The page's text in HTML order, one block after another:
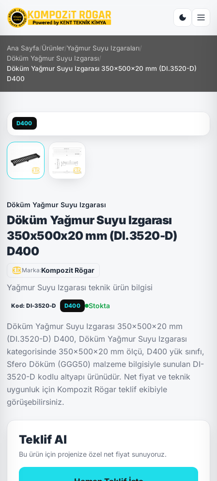
Ana Sayfa/Ürünler/Yağmur Suyu Izgaraları/
Döküm Yağmur Suyu Izgarası/
Döküm Yağmur Suyu Izgarası 350x500x20 mm (DI.3520-D)
D400
D400
Döküm Yağmur Suyu Izgarası
Döküm Yağmur Suyu Izgarası
350x500x20 mm (DI.3520-D)
D400
Marka:Kompozit Rögar
Yağmur Suyu Izgarası teknik ürün bilgisi
Kod: DI-3520-D D400 Stokta
Döküm Yağmur Suyu Izgarası 350x500x20 mm
(DI.3520-D) D400, Döküm Yağmur Suyu Izgarası
kategorisinde 350x500x20 mm ölçü, D400 yük sınıfı,
Sfero Döküm (GGG50) malzeme bilgisiyle sunulan DI-
3520-D kodlu altyapı ürünüdür. Net fiyat ve teknik
uygunluk için Kompozit Rögar teklif ekibiyle
görüşebilirsiniz.
Teklif Al
Bu ürün için projenize özel net fiyat sunuyoruz.